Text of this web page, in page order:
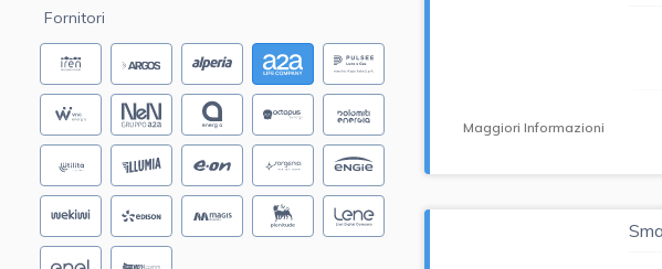
Fornitori
Maggiori Informazioni